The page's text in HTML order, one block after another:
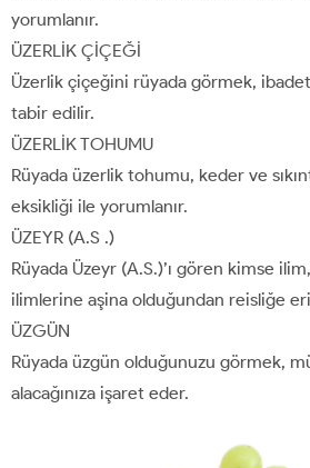
yorumlanır.
ÜZERLİK ÇİÇEĞİ
Üzerlik çiçeğini rüyada görmek,
tabir edilir.
ÜZERLİK TOHUMU
Rüyada üzerlik tohumu, keder ve
eksikliği ile yorumlanır.
ÜZEYR (A.S .)
Rüyada Üzeyr (A.S.)’ı gören kimse
ilimlerine aşina olduğundan reisliğe
ÜZGÜN
Rüyada üzgün olduğunuzu görmek,
alacağınıza işaret eder.